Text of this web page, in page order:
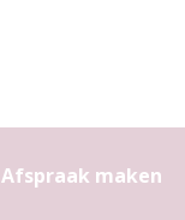
Afspraak maken